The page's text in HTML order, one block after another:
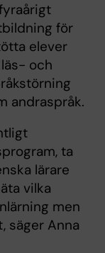
för
elever
och
andraspråk.
ta
lärare
vilka
men
säger Anna